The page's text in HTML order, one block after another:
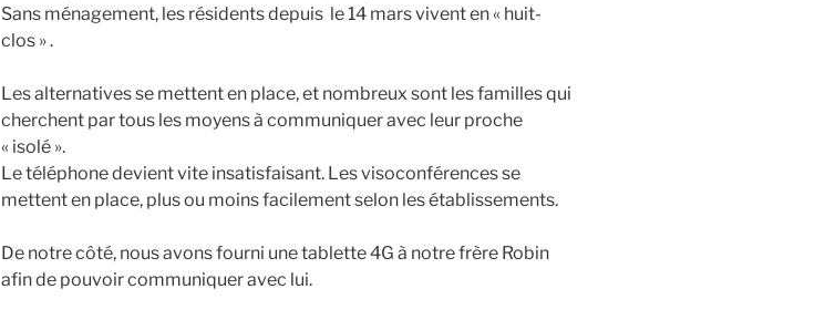
Sans ménagement, les résidents depuis le 14 mars vivent en « huit-
clos » .
Les alternatives se mettent en place, et nombreux sont les familles qui
cherchent par tous les moyens à communiquer avec leur proche
« isolé ».
Le téléphone devient vite insatisfaisant. Les visoconférences se
mettent en place, plus ou moins facilement selon les établissements.
De notre côté, nous avons fourni une tablette 4G à notre frère Robin
afin de pouvoir communiquer avec lui.